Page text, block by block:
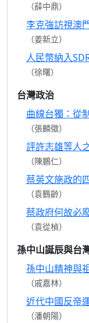
（薛中鼎）
李克強訪視澳
（姜新立）
人民幣納入
（徐曙）
台灣政治
曲線台獨：從
（張麟徵）
評許志雄等人
（陳鵬仁）
蔡英文施政的
（袁鶴齡）
蔡政府何故必
（袁從楨）
孫中山誕辰與台
孫中山精神與
（戚嘉林）
近代中國反帝
（潘朝陽）